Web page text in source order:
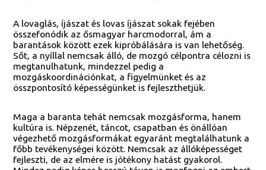
A lovaglás, íjászat és lovas íjászat sokak fejében
összefonódik az ősmagyar harcmodorral, ám a
barantások között ezek kipróbálására is van lehetőség.
Sőt, a nyíllal nemcsak álló, de mozgó célpontra célozni is
megtanulhatunk, mindezzel pedig a
mozgáskoordinációnkat, a figyelmünket és az
összpontosító képességünket is fejleszthetjük.
Maga a baranta tehát nemcsak mozgásforma, hanem
kultúra is. Népzenét, táncot, csapatban és önállóan
végezhető mozgásformákat egyaránt megtalálhatunk a
főbb tevékenységei között. Nemcsak az állóképességet
fejleszti, de az elmére is jótékony hatást gyakorol.